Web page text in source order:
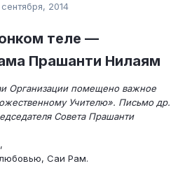
2014
теле —
Прашанти Нилаям
Организации помещено важное
Учителю». Письмо др.
Совета Прашанти
Саи Рам.